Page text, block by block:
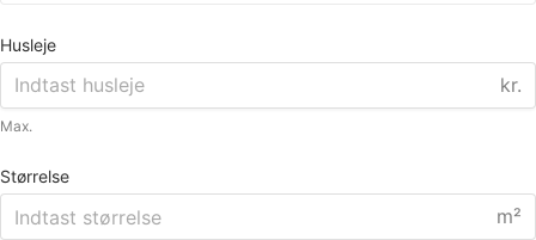
Husleje
kr.
Max.
Størrelse
m²